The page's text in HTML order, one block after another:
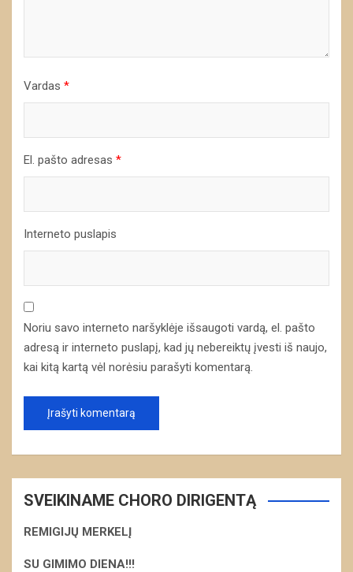
Vardas *
El. pašto adresas *
Interneto puslapis
Noriu savo interneto naršyklėje išsaugoti vardą, el. pašto
adresą ir interneto puslapį, kad jų nebereiktų įvesti iš naujo,
kai kitą kartą vėl norėsiu parašyti komentarą.
SVEIKINAME CHORO DIRIGENTĄ
REMIGIJŲ MERKELĮ
SU GIMIMO DIENA!!!